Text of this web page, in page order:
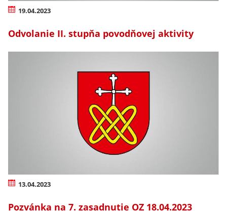
19.04.2023
Odvolanie II. stupňa povodňovej aktivity
13.04.2023
Pozvánka na 7. zasadnutie OZ 18.04.2023